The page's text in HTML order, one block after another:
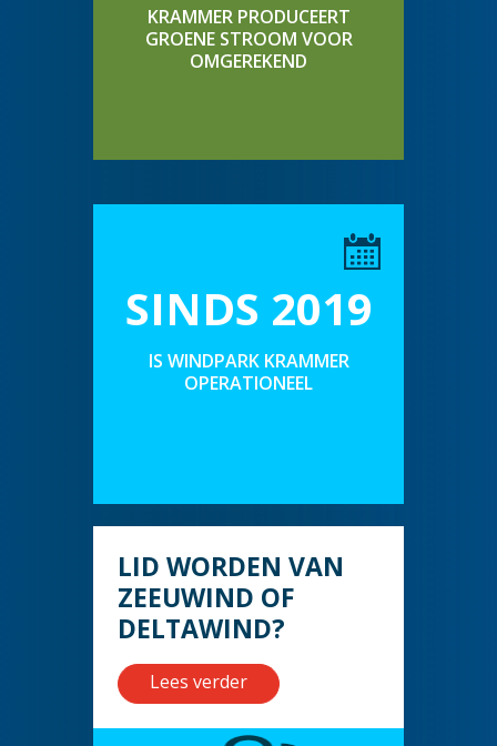
KRAMMER PRODUCEERT
GROENE STROOM VOOR
OMGEREKEND
SINDS 2019
IS WINDPARK KRAMMER
OPERATIONEEL
LID WORDEN VAN
ZEEUWIND OF
DELTAWIND?
Lees verder